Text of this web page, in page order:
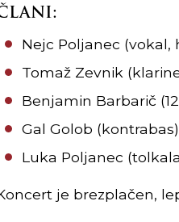
Nejc Poljanec (vokal,
Tomaž Zevnik
Benjamin Barbarič
Gal Golob (kontrabas)
Luka Poljanec
je brezplačen,